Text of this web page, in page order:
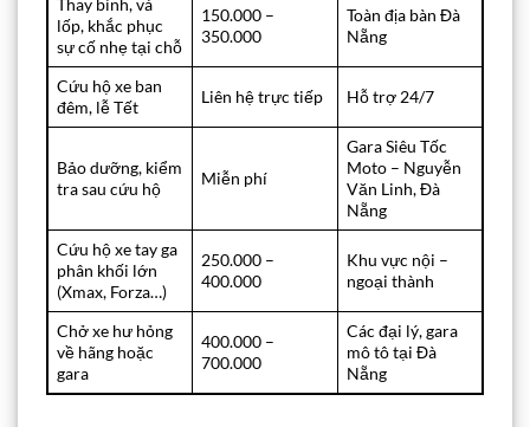
lốp, khắc phục
sự cố nhẹ tại chỗ
150.000 –
350.000
Toàn địa bàn Đà
Nẵng
Cứu hộ xe ban
đêm, lễ Tết
Liên hệ trực tiếp Hỗ trợ 24/7
Bảo dưỡng, kiểm
tra sau cứu hộ
Miễn phí
Gara Siêu Tốc
Moto – Nguyễn
Văn Linh, Đà
Nẵng
Cứu hộ xe tay ga
phân khối lớn
(Xmax, Forza…)
250.000 –
400.000
Khu vực nội –
ngoại thành
Chở xe hư hỏng
về hãng hoặc
gara
400.000 –
700.000
Các đại lý, gara
mô tô tại Đà
Nẵng